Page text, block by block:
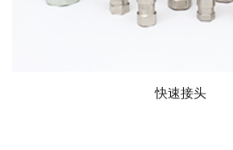
快速接头